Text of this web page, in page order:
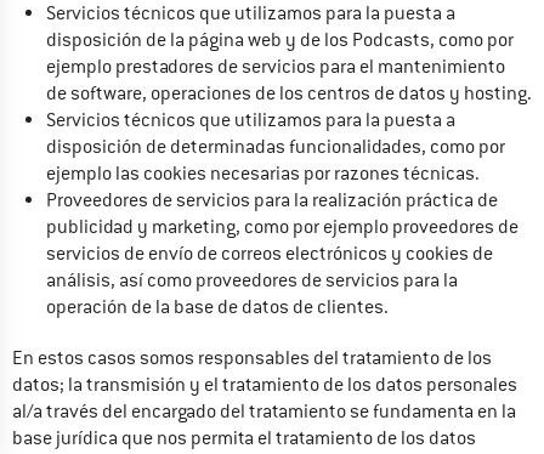
Servicios técnicos que utilizamos para la puesta a
disposición de la página web y de los Podcasts, como por
ejemplo prestadores de servicios para el mantenimiento
de software, operaciones de los centros de datos y hosting.
Servicios técnicos que utilizamos para la puesta a
disposición de determinadas funcionalidades, como por
ejemplo las cookies necesarias por razones técnicas.
Proveedores de servicios para la realización práctica de
publicidad y marketing, como por ejemplo proveedores de
servicios de envío de correos electrónicos y cookies de
análisis, así como proveedores de servicios para la
operación de la base de datos de clientes.
En estos casos somos responsables del tratamiento de los
datos; la transmisión y el tratamiento de los datos personales
al/a través del encargado del tratamiento se fundamenta en la
base jurídica que nos permita el tratamiento de los datos